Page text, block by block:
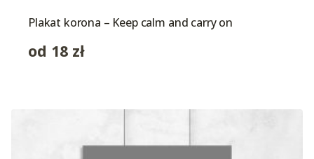
Plakat korona – Keep calm and carry on
od 18 zł